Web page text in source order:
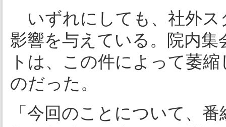
いずれにしても、社外ス
影響を与えている。院内
トは、この件によって萎
のだった。
「今回のことについて、